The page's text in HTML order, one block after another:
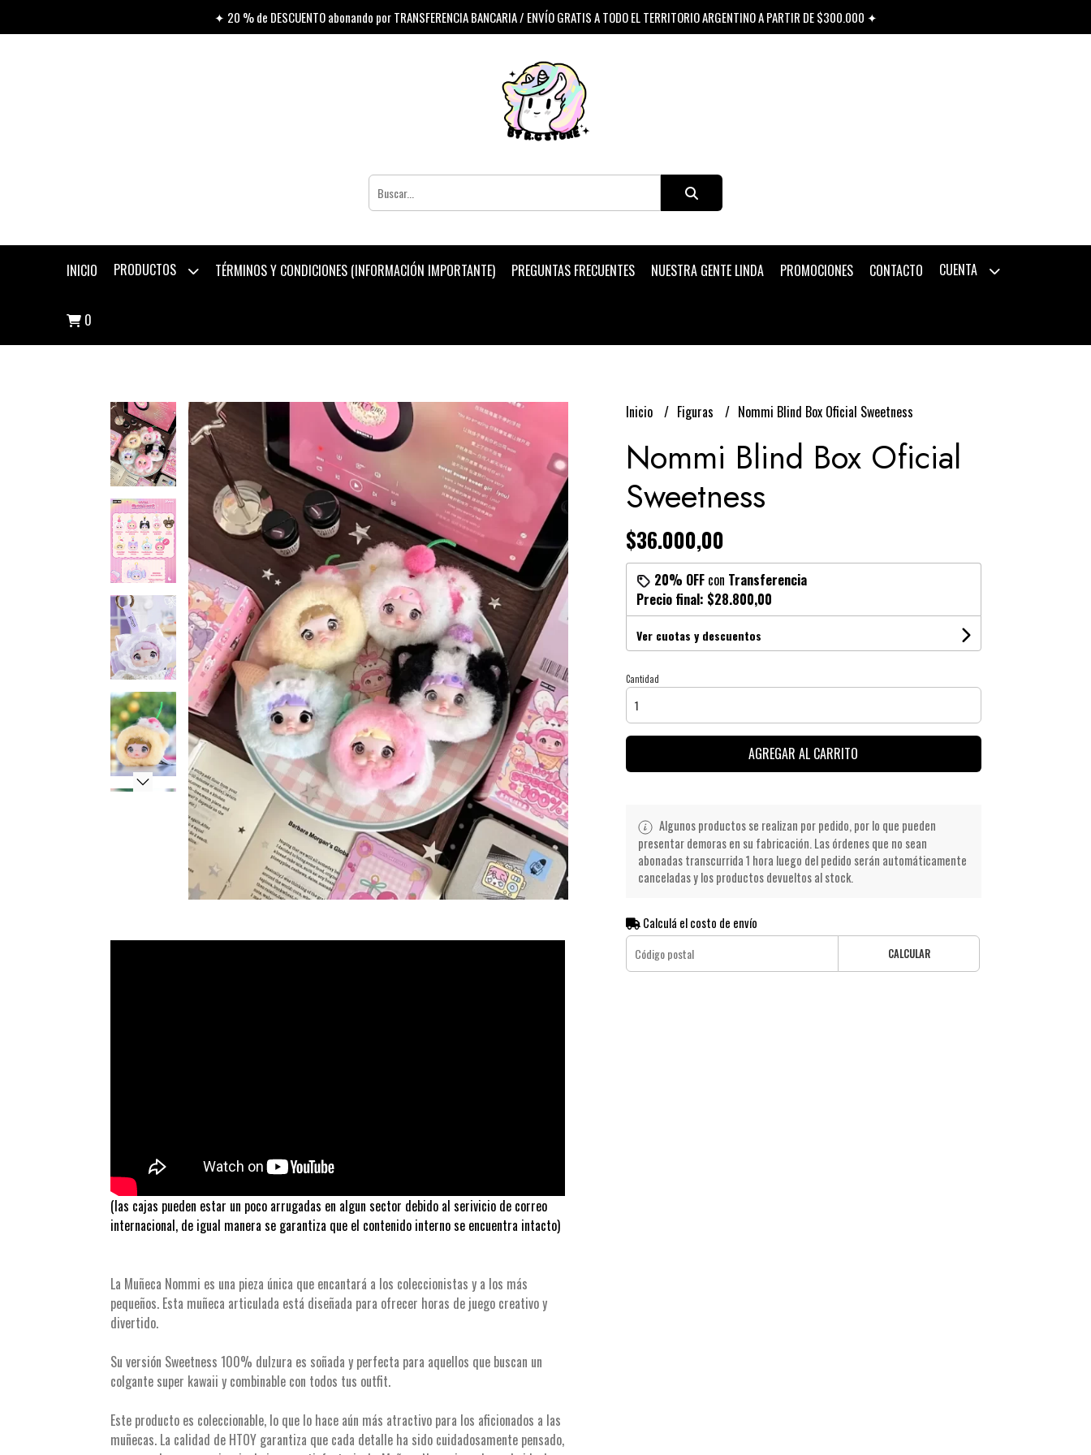
✦ 20 % de DESCUENTO abonando por TRANSFERENCIA BANCARIA / ENVÍO GRATIS A TODO EL TERRITORIO ARGENTINO A PARTIR DE $300.000 ✦
INICIO PRODUCTOS TÉRMINOS Y CONDICIONES (INFORMACIÓN IMPORTANTE) PREGUNTAS FRECUENTES NUESTRA GENTE LINDA PROMOCIONES CONTACTO CUENTA
0
(las cajas pueden estar un poco arrugadas en algun sector debido al serivicio de correo
internacional, de igual manera se garantiza que el contenido interno se encuentra intacto)
La Muñeca Nommi es una pieza única que encantará a los coleccionistas y a los más
pequeños. Esta muñeca articulada está diseñada para ofrecer horas de juego creativo y
divertido.
Su versión Sweetness 100% dulzura es soñada y perfecta para aquellos que buscan un
colgante super kawaii y combinable con todos tus outfit.
Este producto es coleccionable, lo que lo hace aún más atractivo para los aficionados a las
muñecas. La calidad de HTOY garantiza que cada detalle ha sido cuidadosamente pensado,
Inicio Figuras Nommi Blind Box Oficial Sweetness
Nommi Blind Box Oficial
Sweetness
$36.000,00
20% OFFcon Transferencia
Precio final: $28.800,00
Ver cuotas y descuentos
Cantidad
AGREGAR AL CARRITO
Algunos productos se realizan por pedido, por lo que pueden
presentar demoras en su fabricación. Las órdenes que no sean
abonadas transcurrida 1 hora luego del pedido serán automáticamente
canceladas y los productos devueltos al stock.
Calculá el costo de envío
CALCULAR